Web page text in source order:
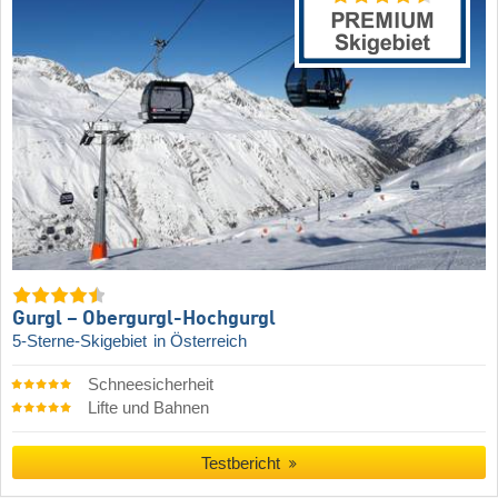
Gurgl – Obergurgl-Hochgurgl
5-Sterne-Skigebiet in Österreich
Schneesicherheit
Lifte und Bahnen
Testbericht